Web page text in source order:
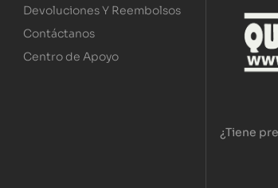
Devoluciones Y Reembolsos
Contáctanos
Centro de Apoyo
¿Tiene